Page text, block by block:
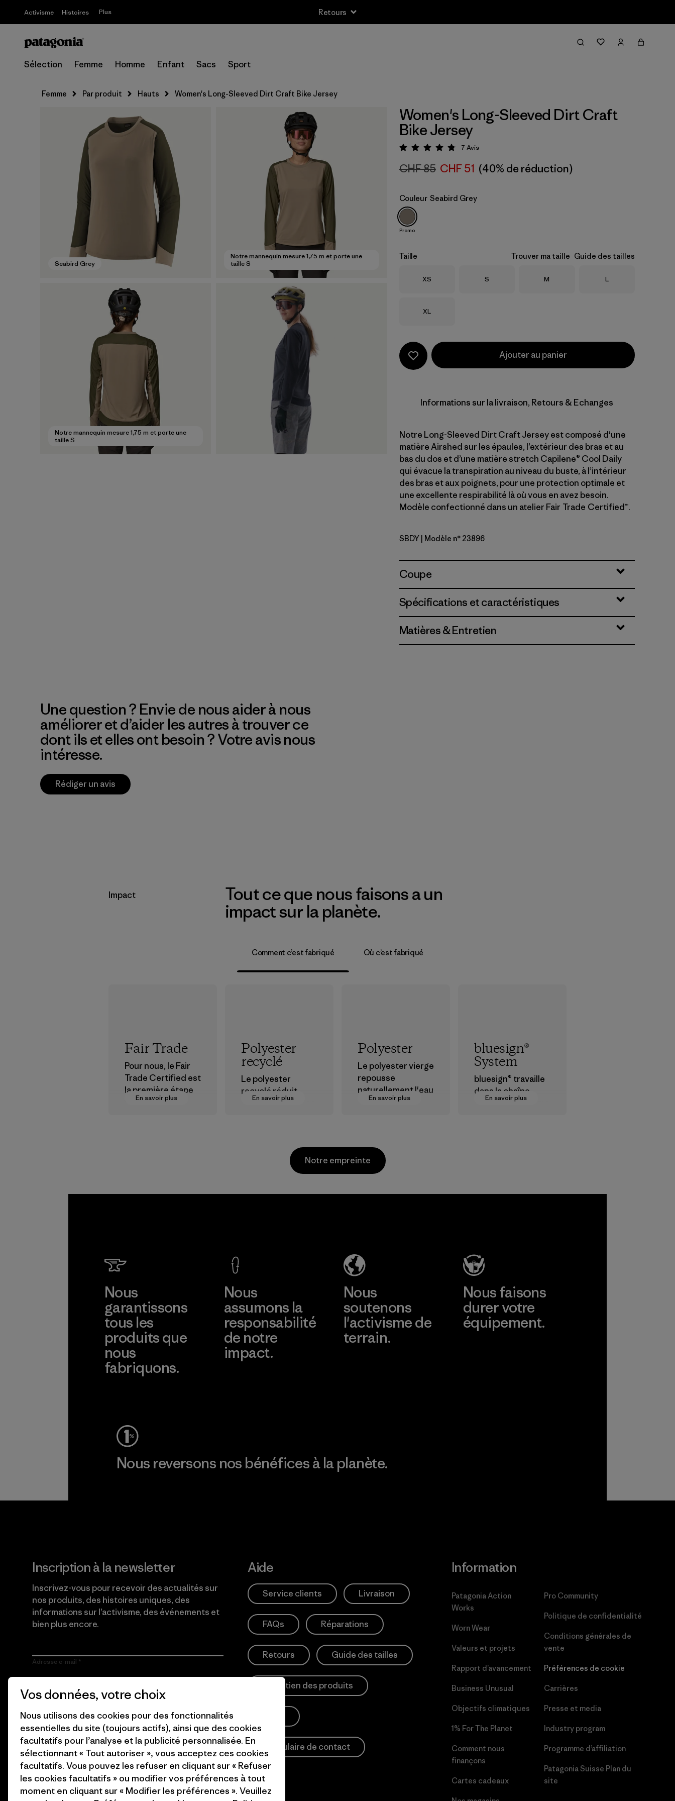
Activisme Histoires Plus Retours
Sélection Femme Homme Enfant Sacs Sport
Femme Par produit Hauts Women's Long-Sleeved Dirt Craft Bike Jersey
Seabird Grey
Notre mannequin mesure 1,75 m et porte une
taille S
Notre mannequin mesure 1,75 m et porte une
taille S
Women's Long-Sleeved Dirt Craft
Bike Jersey
Évaluation: 4.9 / 5
7 Avis
CHF 85 CHF 51 (40% de réduction)
Couleur Seabird Grey
Promo
Taille Trouver ma taille Guide des tailles
Taille
XS Taille
S Taille
M Taille
L
Taille
XL
Ajouter au panier
Informations sur la livraison, Retours & Echanges
Notre Long-Sleeved Dirt Craft Jersey est composé d'une
matière Airshed sur les épaules, l’extérieur des bras et au
bas du dos et d’une matière stretch Capilene® Cool Daily
qui évacue la transpiration au niveau du buste, à l’intérieur
des bras et aux poignets, pour une protection optimale et
une excellente respirabilité là où vous en avez besoin.
Modèle confectionné dans un atelier Fair Trade Certified™.
Seabird Grey
SBDY | Modèle n° 23896
Coupe
Spécifications et caractéristiques
Matières & Entretien
Une question ? Envie de nous aider à nous
améliorer et d’aider les autres à trouver ce
dont ils et elles ont besoin ? Votre avis nous
intéresse.
Rédiger un avis
Impact
Tout ce que nous faisons a un
impact sur la planète.
Comment c’est fabriqué Où c’est fabriqué
En savoir plus
Fair Trade
Pour nous, le Fair
Trade Certified est
la première étape
vers des
En savoir plus
Polyester
recyclé
Le polyester
recyclé réduit
notre dépendance
En savoir plus
Polyester
Le polyester vierge
repousse
naturellement l'eau
et est très
En savoir plus
bluesign®
System
bluesign® travaille
dans la chaîne
d’approvisionneme
Factory
Notre empreinte
Nous
garantissons
tous les
produits que
nous
fabriquons.
Nous
assumons la
responsabilité
de notre
impact.
Nous
soutenons
l'activisme de
terrain.
Nous faisons
durer votre
équipement.
Nous reversons nos bénéfices à la planète.
Inscription à la newsletter
Inscrivez-vous pour recevoir des actualités sur
nos produits, des histoires uniques, des
informations sur l’activisme, des événements et
bien plus encore.
Adresse e-mail
En cliquant sur le bouton S’inscrire, j’accepte que Patagonia
utilise mon adresse e-mail pour m’envoyer des e-mails
sensibilisation à l’activisme, les informations sur les événements
et autres, conformément à laPolitique de confidentialitéde
Patagonia.
S’inscrire
Aide
Service clients Livraison
FAQs Réparations
Retours Guide des tailles
Entretien des produits
Formulaire de contact
Information
Patagonia Action
Works
Worn Wear
Valeurs et projets
Rapport d’avancement
Business Unusual
Objectifs climatiques
1% For The Planet
Comment nous
finançons
Cartes cadeaux
Pro Community
Politique de confidentialité
Conditions générales de
vente
Préférences de cookie
Carrières
Presse et media
Industry program
Programme d’affiliation
Patagonia Suisse Plan du
site
Vos données, votre choix
Nous utilisons des cookies pour des fonctionnalités
essentielles du site (toujours actifs), ainsi que des cookies
facultatifs pour l’analyse et la publicité personnalisée. En
sélectionnant « Tout autoriser », vous acceptez ces cookies
facultatifs. Vous pouvez les refuser en cliquant sur « Refuser
les cookies facultatifs » ou modifier vos préférences à tout
moment en cliquant sur « Modifier les préférences ». Veuillez